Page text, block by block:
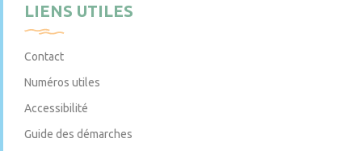
LIENS UTILES
Contact
Numéros utiles
Accessibilité
Guide des démarches